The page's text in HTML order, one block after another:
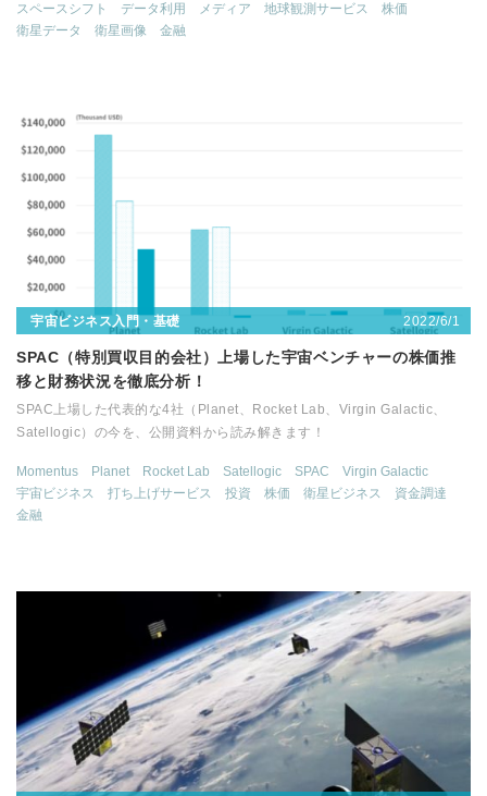
スペースシフト
データ利用 メディア 地球観測サービス
株価
衛星データ
衛星画像 金融
宇宙ビジネス入門・基礎 2022/6/1
SPAC（特別買収目的会社）上場した宇宙ベンチャーの株価推
移と財務状況を徹底分析！
SPAC上場した代表的な4社（Planet、Rocket Lab、Virgin Galactic、
Satellogic）の今を、公開資料から読み解きます！
Momentus Planet Rocket Lab Satellogic SPAC
Virgin Galactic
宇宙ビジネス
打ち上げサービス 投資 株価 衛星ビジネス
資金調達
金融